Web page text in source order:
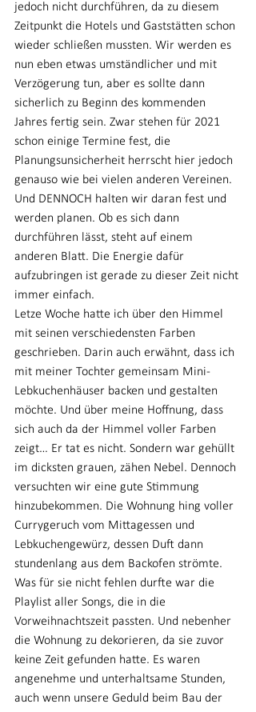
jedoch nicht durchführen, da zu diesem
Zeitpunkt die Hotels und Gaststätten schon
wieder schließen mussten. Wir werden es
nun eben etwas umständlicher und mit
Verzögerung tun, aber es sollte dann
sicherlich zu Beginn des kommenden
Jahres fertig sein. Zwar stehen für 2021
schon einige Termine fest, die
Planungsunsicherheit herrscht hier jedoch
genauso wie bei vielen anderen Vereinen.
Und DENNOCH halten wir daran fest und
werden planen. Ob es sich dann
durchführen lässt, steht auf einem
anderen Blatt. Die Energie dafür
aufzubringen ist gerade zu dieser Zeit nicht
immer einfach.
Letze Woche hatte ich über den Himmel
mit seinen verschiedensten Farben
geschrieben. Darin auch erwähnt, dass ich
mit meiner Tochter gemeinsam Mini-
Lebkuchenhäuser backen und gestalten
möchte. Und über meine Hoffnung, dass
sich auch da der Himmel voller Farben
zeigt… Er tat es nicht. Sondern war gehüllt
im dicksten grauen, zähen Nebel. Dennoch
versuchten wir eine gute Stimmung
hinzubekommen. Die Wohnung hing voller
Currygeruch vom Mittagessen und
Lebkuchengewürz, dessen Duft dann
stundenlang aus dem Backofen strömte.
Was für sie nicht fehlen durfte war die
Playlist aller Songs, die in die
Vorweihnachtszeit passten. Und nebenher
die Wohnung zu dekorieren, da sie zuvor
keine Zeit gefunden hatte. Es waren
angenehme und unterhaltsame Stunden,
auch wenn unsere Geduld beim Bau der